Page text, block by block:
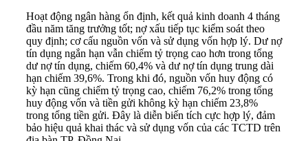
Hoạt động ngân hàng ổn định, kết quả kinh doanh 4 tháng
đầu năm tăng trưởng tốt; nợ xấu tiếp tục kiểm soát theo
quy định; cơ cấu nguồn vốn và sử dụng vốn hợp lý. Dư nợ
tín dụng ngắn hạn vẫn chiếm tỷ trọng cao hơn trong tổng
dư nợ tín dụng, chiếm 60,4% và dư nợ tín dụng trung dài
hạn chiếm 39,6%. Trong khi đó, nguồn vốn huy động có
kỳ hạn cũng chiếm tỷ trọng cao, chiếm 76,2% trong tổng
huy động vốn và tiền gửi không kỳ hạn chiếm 23,8%
trong tổng tiền gửi. Đây là diễn biến tích cực hợp lý, đảm
bảo hiệu quả khai thác và sử dụng vốn của các TCTD trên